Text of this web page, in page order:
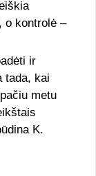
o kontrolė –
ir
tada, kai
metu
K.